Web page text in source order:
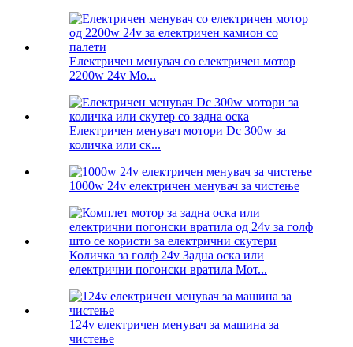
Електричен менувач со електричен мотор
2200w 24v Мо...
Електричен менувач мотори Dc 300w за
количка или ск...
1000w 24v електричен менувач за чистење
Количка за голф 24v Задна оска или
електрични погонски вратила Мот...
124v електричен менувач за машина за
чистење